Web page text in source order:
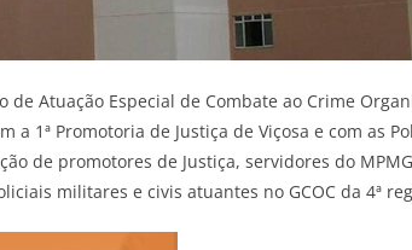
de Atuação Especial de Combate ao Crime
a 1ª Promotoria de Justiça de Viçosa e com as
de promotores de Justiça, servidores do
militares e civis atuantes no GCOC da 4ª